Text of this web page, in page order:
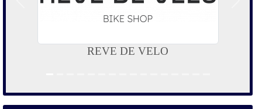
VILLE DE LUNEL
Précedent